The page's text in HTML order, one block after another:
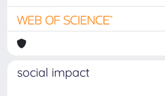
social impact